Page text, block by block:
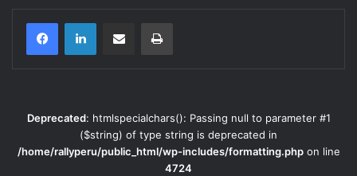
Compartir por correo electrónicoImprimir
Deprecated: htmlspecialchars(): Passing null to parameter #1
($string) of type string is deprecated in
/home/rallyperu/public_html/wp-includes/formatting.phpon line
4724